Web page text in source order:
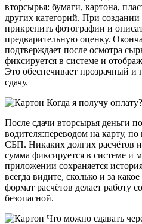
вторсырья: бумаги, картона,
других категорий. При
прикрепить фотографии и
предварительную оценку.
подтверждает после осмотра
фиксируется в системе и
Это обеспечивает прозрачный и
сдачу.
Когда я получу оплату?
После сдачи вторсырья деньги
водителя:переводом на карту,
СБП. Никаких долгих расчётов
сумма фиксируется в системе и
приложении сохраняется
всегда видите, сколько и за
формат расчётов делает работу
безопасной.
Что можно сдавать